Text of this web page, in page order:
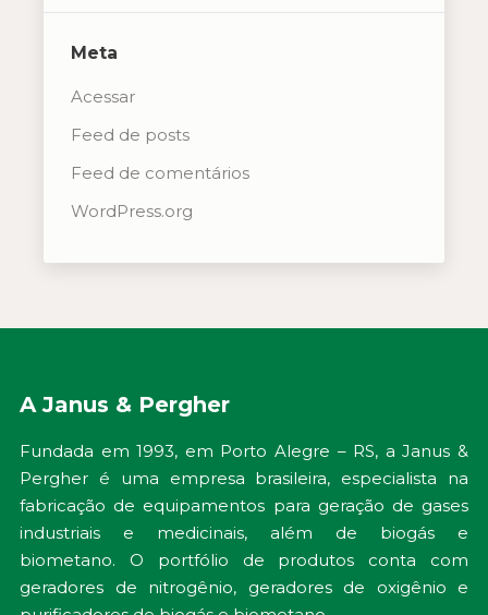
Meta
Acessar
Feed de posts
Feed de comentários
WordPress.org
A Janus & Pergher
Fundada em 1993, em Porto Alegre – RS, a Janus &
Pergher é uma empresa brasileira, especialista na
fabricação de equipamentos para geração de gases
industriais e medicinais, além de biogás e
biometano. O portfólio de produtos conta com
geradores de nitrogênio, geradores de oxigênio e